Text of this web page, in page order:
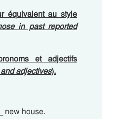
équivalent au style
in past reported
et adjectifs
adjectives).
new house.